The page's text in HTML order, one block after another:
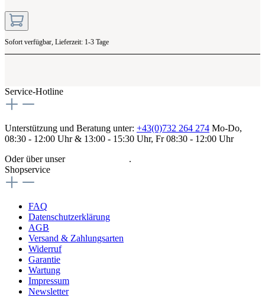
Sofort verfügbar, Lieferzeit: 1-3 Tage
Service-Hotline
Unterstützung und Beratung unter: +43(0)732 264 274 Mo-Do,
08:30 - 12:00 Uhr & 13:00 - 15:30 Uhr, Fr 08:30 - 12:00 Uhr
Oder über unser
.
Shopservice
FAQ
Datenschutzerklärung
AGB
Versand & Zahlungsarten
Widerruf
Garantie
Wartung
Impressum
Newsletter